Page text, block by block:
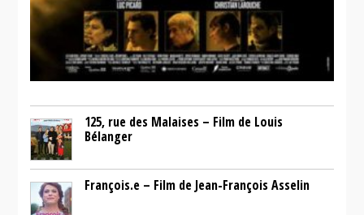
125, rue des Malaises – Film de Louis
Bélanger
François.e – Film de Jean-François Asselin